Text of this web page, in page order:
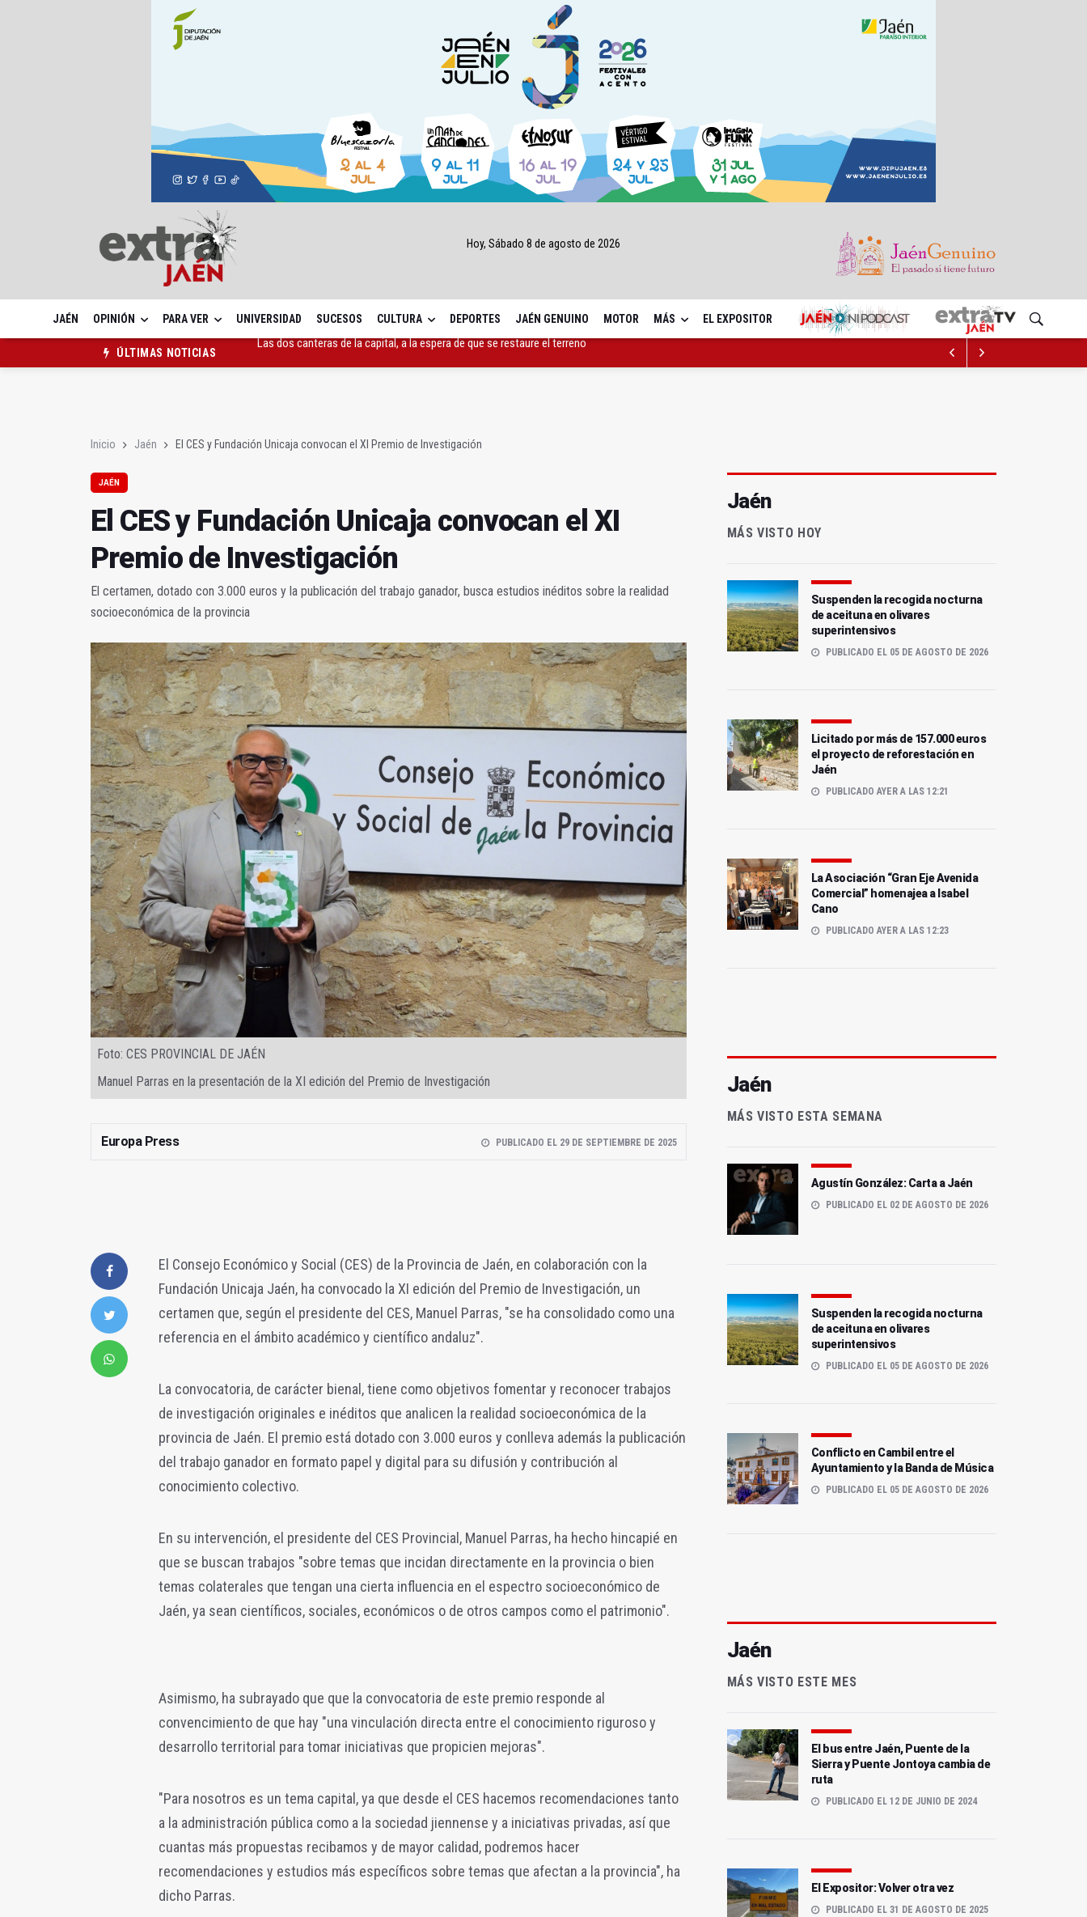
Hoy, Sábado 8 de agosto de 2026
JAÉN OPINIÓN PARA VER UNIVERSIDAD SUCESOS CULTURA DEPORTES JAÉN GENUINO MOTOR MÁS EL EXPOSITOR
ÚLTIMAS NOTICIAS
La Guardia Civil reforzará la seguridad el 12 de agosto por el eclipse
Inicio Jaén El CES y Fundación Unicaja convocan el XI Premio de Investigación
JAÉN
El CES y Fundación Unicaja convocan el XI
Premio de Investigación
El certamen, dotado con 3.000 euros y la publicación del trabajo ganador, busca estudios inéditos sobre la realidad
socioeconómica de la provincia
Foto: CES PROVINCIAL DE JAÉN
Manuel Parras en la presentación de la XI edición del Premio de Investigación
Europa Press PUBLICADO EL 29 DE SEPTIEMBRE DE 2025
El Consejo Económico y Social (CES) de la Provincia de Jaén, en colaboración con la
Fundación Unicaja Jaén, ha convocado la XI edición del Premio de Investigación, un
certamen que, según el presidente del CES, Manuel Parras, "se ha consolidado como una
referencia en el ámbito académico y científico andaluz".
La convocatoria, de carácter bienal, tiene como objetivos fomentar y reconocer trabajos
de investigación originales e inéditos que analicen la realidad socioeconómica de la
provincia de Jaén. El premio está dotado con 3.000 euros y conlleva además la publicación
del trabajo ganador en formato papel y digital para su difusión y contribución al
conocimiento colectivo.
En su intervención, el presidente del CES Provincial, Manuel Parras, ha hecho hincapié en
que se buscan trabajos "sobre temas que incidan directamente en la provincia o bien
temas colaterales que tengan una cierta influencia en el espectro socioeconómico de
Jaén, ya sean científicos, sociales, económicos o de otros campos como el patrimonio".
Asimismo, ha subrayado que que la convocatoria de este premio responde al
convencimiento de que hay "una vinculación directa entre el conocimiento riguroso y
desarrollo territorial para tomar iniciativas que propicien mejoras".
"Para nosotros es un tema capital, ya que desde el CES hacemos recomendaciones tanto
a la administración pública como a la sociedad jiennense y a iniciativas privadas, así que
cuantas más propuestas recibamos y de mayor calidad, podremos hacer
recomendaciones y estudios más específicos sobre temas que afectan a la provincia", ha
dicho Parras.
Jaén
MÁS VISTO HOY
Suspenden la recogida nocturna
de aceituna en olivares
superintensivos
PUBLICADO EL 05 DE AGOSTO DE 2026
Licitado por más de 157.000 euros
el proyecto de reforestación en
Jaén
PUBLICADO AYER A LAS 12:21
La Asociación “Gran Eje Avenida
Comercial” homenajea a Isabel
Cano
PUBLICADO AYER A LAS 12:23
Jaén
MÁS VISTO ESTA SEMANA
Agustín González: Carta a Jaén
PUBLICADO EL 02 DE AGOSTO DE 2026
Suspenden la recogida nocturna
de aceituna en olivares
superintensivos
PUBLICADO EL 05 DE AGOSTO DE 2026
Conflicto en Cambil entre el
Ayuntamiento y la Banda de Música
PUBLICADO EL 05 DE AGOSTO DE 2026
Jaén
MÁS VISTO ESTE MES
El bus entre Jaén, Puente de la
Sierra y Puente Jontoya cambia de
ruta
PUBLICADO EL 12 DE JUNIO DE 2024
El Expositor: Volver otra vez
PUBLICADO EL 31 DE AGOSTO DE 2025